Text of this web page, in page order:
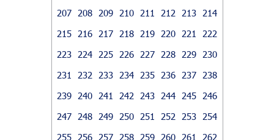
207
208 209 210 211 212 213
214
215
216 217 218 219 220 221
222
223
224 225 226 227 228 229
230
231
232 233 234 235 236 237
238
239
240 241 242 243 244 245
246
247
248 249 250 251 252 253
254
255
256 257 258 259 260 261
262